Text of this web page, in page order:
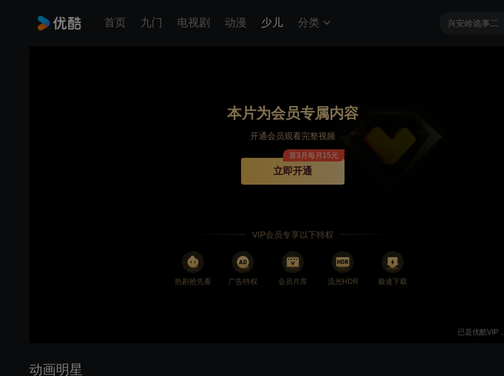
首页 九门 电视剧 动漫 少儿 分类
本片为会员专属内容
开通会员观看完整视频
立即开通
首3月每月15元
VIP会员专享以下特权
热剧抢先看 广告特权 会员片库 流光HDR 极速下载
已是优酷VIP，
动画明星